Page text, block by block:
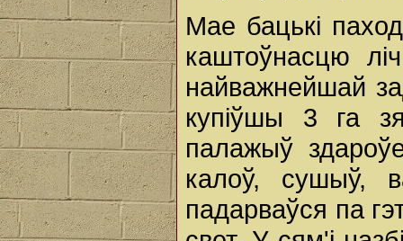
Мае бацькі
каштоўнасцю
найважнейшай
купіўшы 3 га
палажыў
калоў, сушыў,
падарваўся па